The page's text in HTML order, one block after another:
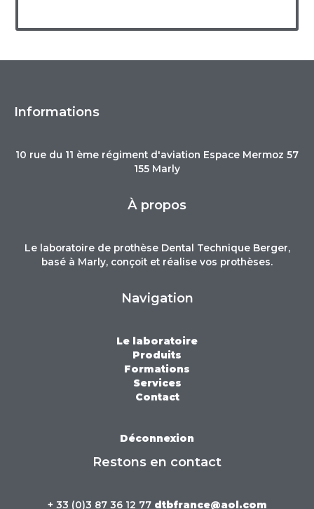
Informations
10 rue du 11 ème régiment d'aviation Espace Mermoz 57
155 Marly
À propos
Le laboratoire de prothèse Dental Technique Berger,
basé à Marly, conçoit et réalise vos prothèses.
Navigation
Le laboratoire
Produits
Formations
Services
Contact
Déconnexion
Restons en contact
+ 33 (0)3 87 36 12 77 dtbfrance@aol.com